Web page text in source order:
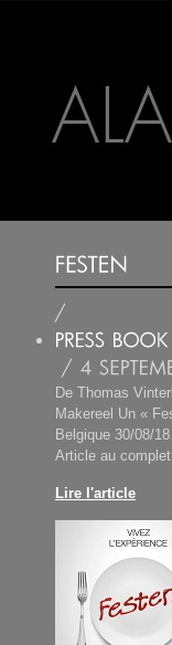
De Thomas
Makereel Un «
Belgique 30/08/
Article au
Lire l'article